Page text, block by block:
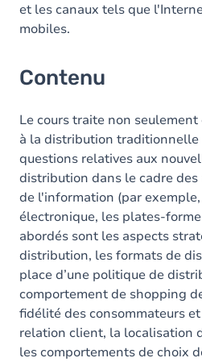
et les canaux tels que
mobiles.
Contenu
Le cours traite non
à la distribution traditionnelle
questions relatives aux
distribution dans le cadre
de l'information (par
électronique, les plates-
abordés sont les aspects
distribution, les formats de
place d’une politique de
comportement de shopping
fidélité des consommateurs
relation client, la localisation
les comportements de choix